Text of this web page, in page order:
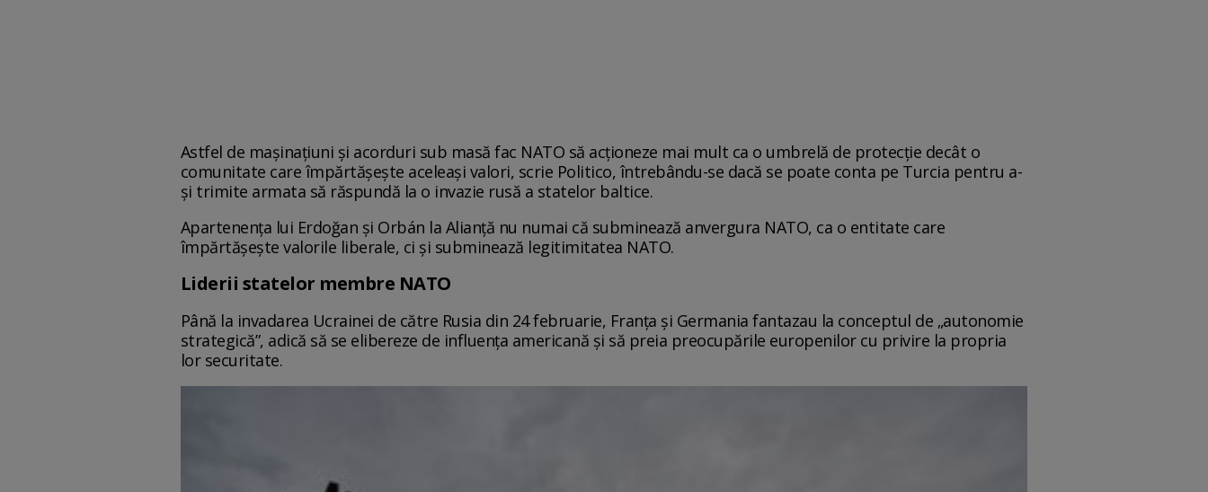
Astfel de mașinațiuni și acorduri sub masă fac NATO să acționeze mai mult ca o umbrelă de protecție decât o
comunitate care împărtășește aceleași valori, scrie Politico, întrebându-se dacă se poate conta pe Turcia pentru a-
și trimite armata să răspundă la o invazie rusă a statelor baltice.
Apartenența lui Erdoğan și Orbán la Alianță nu numai că subminează anvergura NATO, ca o entitate care
împărtășește valorile liberale, ci și subminează legitimitatea NATO.
Liderii statelor membre NATO
Până la invadarea Ucrainei de către Rusia din 24 februarie, Franța și Germania fantazau la conceptul de „autonomie
strategică”, adică să se elibereze de influența americană și să preia preocupările europenilor cu privire la propria
lor securitate.